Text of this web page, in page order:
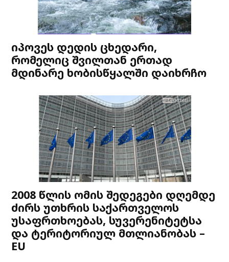
იპოვეს დედის ცხედარი,
რომელიც შვილთან ერთად
მდინარე ხობისწყალში დაიხრჩო
2008 წლის ომის შედეგები დღემდე
ძირს უთხრის საქართველოს
უსაფრთხოებას, სუვერენიტეტსა
და ტერიტორიულ მთლიანობას –
EU